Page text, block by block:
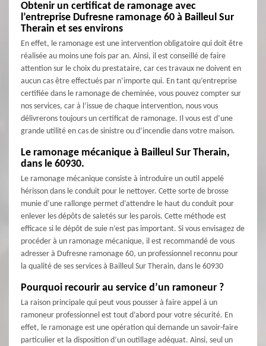
Obtenir un certificat de ramonage avec
l’entreprise Dufresne ramonage 60 à Bailleul Sur
Therain et ses environs
En effet, le ramonage est une intervention obligatoire qui doit être
réalisée au moins une fois par an. Ainsi, il est conseillé de faire
attention sur le choix du prestataire, car ces travaux ne doivent en
aucun cas être effectués par n’importe qui. En tant qu’entreprise
certifiée dans le ramonage de cheminée, vous pouvez compter sur
nos services, car à l’issue de chaque intervention, nous vous
délivrerons toujours un certificat de ramonage. Il vous est d’une
grande utilité en cas de sinistre ou d’incendie dans votre maison.
Le ramonage mécanique à Bailleul Sur Therain,
dans le 60930.
Le ramonage mécanique consiste à introduire un outil appelé
hérisson dans le conduit pour le nettoyer. Cette sorte de brosse
munie d’une rallonge permet d’attendre le haut du conduit pour
enlever les dépôts de saletés sur les parois. Cette méthode est
efficace si le dépôt de suie n’est pas important. Si vous envisagez de
procéder à un ramonage mécanique, il est recommandé de vous
adresser à Dufresne ramonage 60, un professionnel reconnu pour
la qualité de ses services à Bailleul Sur Therain, dans le 60930
Pourquoi recourir au service d’un ramoneur ?
La raison principale qui peut vous pousser à faire appel à un
ramoneur professionnel est tout d’abord pour votre sécurité. En
effet, le ramonage est une opération qui demande un savoir-faire
particulier et la disposition d’un outillage adéquat. Ainsi, seul un